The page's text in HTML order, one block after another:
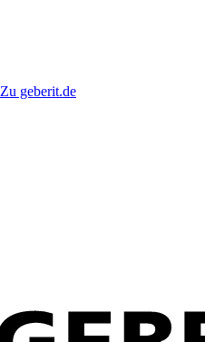
Zu geberit.de